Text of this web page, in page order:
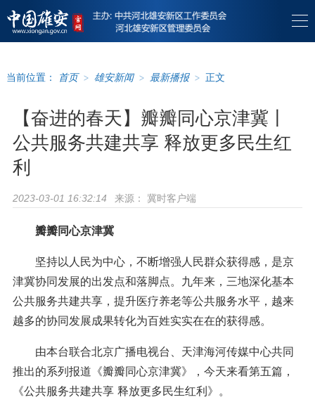
当前位置： 首页 > 雄安新闻 > 最新播报 > 正文
【奋进的春天】瓣瓣同心京津冀丨
公共服务共建共享 释放更多民生红
利
2023-03-01 16:32:14 来源： 冀时客户端
瓣瓣同心京津冀
坚持以人民为中心，不断增强人民群众获得感，是京
津冀协同发展的出发点和落脚点。九年来，三地深化基本
公共服务共建共享，提升医疗养老等公共服务水平，越来
越多的协同发展成果转化为百姓实实在在的获得感。
由本台联合北京广播电视台、天津海河传媒中心共同
推出的系列报道《瓣瓣同心京津冀》，今天来看第五篇，
《公共服务共建共享 释放更多民生红利》。